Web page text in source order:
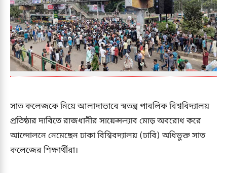
সাত কলেজকে নিয়ে আলাদাভাবে স্বতন্ত্র পাবলিক বিশ্ববিদ্যালয়
প্রতিষ্ঠার দাবিতে রাজধানীর সায়েন্সল্যাব মোড় অবরোধ করে
আন্দোলনে নেমেছেন ঢাকা বিশ্বিবদ্যালয় (ঢাবি) অধিভুক্ত সাত
কলেজের শিক্ষার্থীরা।